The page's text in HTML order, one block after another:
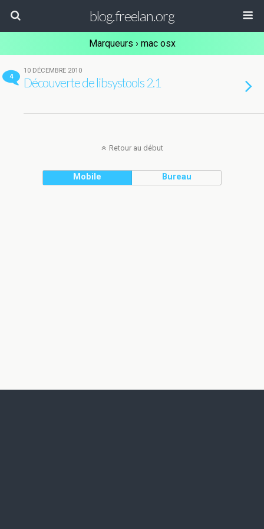
blog.freelan.org
Marqueurs › mac osx
4
10 DÉCEMBRE 2010
Découverte de libsystools 2.1
Retour au début
Mobile Bureau